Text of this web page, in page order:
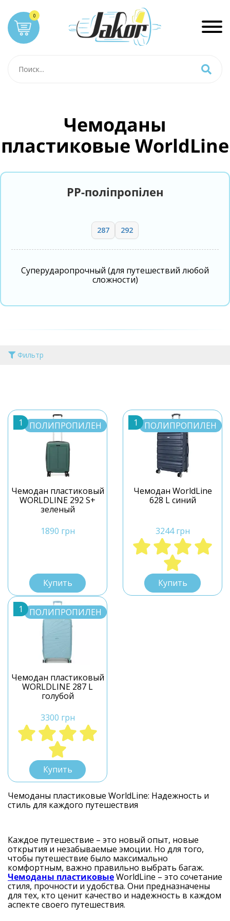
Чемоданы
пластиковые WorldLine
PP-поліпропілен
287 292
Суперударопрочный (для путешествий любой
сложности)
Фильтр
1 ПОЛИПРОПИЛЕН
Чемодан пластиковый
WORLDLINE 292 S+
зеленый
1890 грн
Купить
1 ПОЛИПРОПИЛЕН
Чемодан WorldLine
628 L синий
L
3244 грн
Купить
1 ПОЛИПРОПИЛЕН
Чемодан пластиковый
WORLDLINE 287 L
голубой
L
3300 грн
Купить
Чемоданы пластиковые WorldLine: Надежность и
стиль для каждого путешествия
Каждое путешествие – это новый опыт, новые
открытия и незабываемые эмоции. Но для того,
чтобы путешествие было максимально
комфортным, важно правильно выбрать багаж.
Чемоданы пластиковыеWorldLine – это сочетание
стиля, прочности и удобства. Они предназначены
для тех, кто ценит качество и надежность в каждом
аспекте своего путешествия.